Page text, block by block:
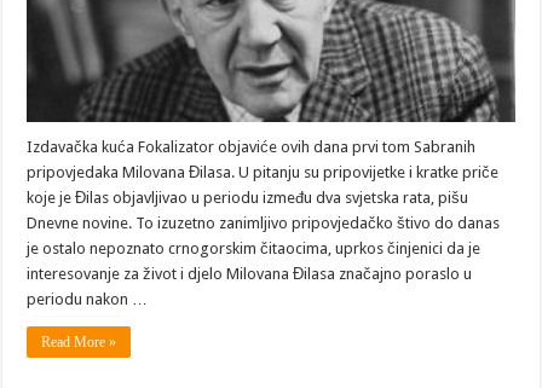
Izdavačka kuća Fokalizator objaviće ovih dana prvi tom Sabranih
pripovjedaka Milovana Đilasa. U pitanju su pripovijetke i kratke priče
koje je Đilas objavljivao u periodu između dva svjetska rata, pišu
Dnevne novine. To izuzetno zanimljivo pripovjedačko štivo do danas
je ostalo nepoznato crnogorskim čitaocima, uprkos činjenici da je
interesovanje za život i djelo Milovana Đilasa značajno poraslo u
periodu nakon …
Read More »